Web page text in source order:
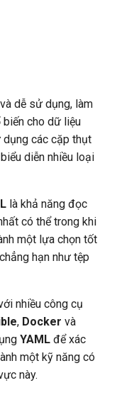
dễ sử dụng, làm
biến cho dữ liệu
dụng các cặp thụt
diễn nhiều loại
là khả năng đọc
có thể trong khi
một lựa chọn tốt
hạn như tệp
nhiều công cụ
, Docker và
YAML để xác
một kỹ năng có
này.